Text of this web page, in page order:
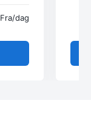
Fra/dag